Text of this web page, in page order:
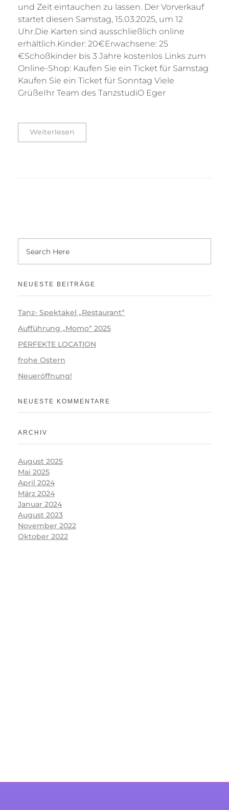
und Zeit eintauchen zu lassen. Der Vorverkauf
startet diesen Samstag, 15.03.2025, um 12
Uhr.Die Karten sind ausschließlich online
erhältlich.Kinder: 20€Erwachsene: 25
€Schoßkinder bis 3 Jahre kostenlos Links zum
Online-Shop: Kaufen Sie ein Ticket für Samstag
Kaufen Sie ein Ticket für Sonntag Viele
GrüßeIhr Team des TanzstudiO Eger
Weiterlesen
NEUESTE BEITRÄGE
Tanz- Spektakel „Restaurant“
Aufführung „Momo“ 2025
PERFEKTE LOCATION
frohe Ostern
Neueröffnung!
NEUESTE KOMMENTARE
ARCHIV
August 2025
Mai 2025
April 2024
März 2024
Januar 2024
August 2023
November 2022
Oktober 2022